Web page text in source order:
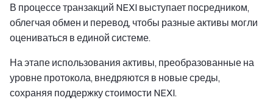
В процессе транзакций NEXI выступает посредником,
облегчая обмен и перевод, чтобы разные активы могли
оцениваться в единой системе.
На этапе использования активы, преобразованные на
уровне протокола, внедряются в новые среды,
сохраняя поддержку стоимости NEXI.